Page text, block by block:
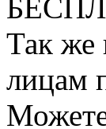
Так же
лицам